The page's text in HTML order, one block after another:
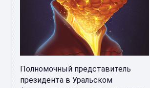
Полномочный представитель
президента в Уральском